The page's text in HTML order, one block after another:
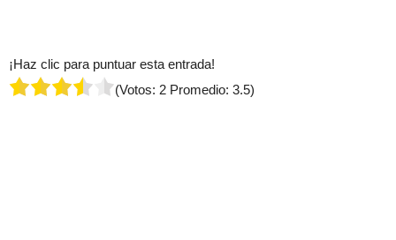
¡Haz clic para puntuar esta entrada!
(Votos: 2 Promedio: 3.5)